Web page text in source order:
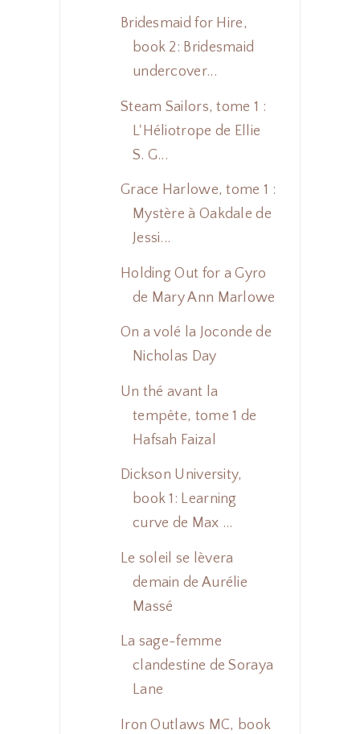
Bridesmaid for Hire,
book 2: Bridesmaid
undercover...
Steam Sailors, tome 1 :
L'Héliotrope de Ellie
S. G...
Grace Harlowe, tome 1 :
Mystère à Oakdale de
Jessi...
Holding Out for a Gyro
de Mary Ann Marlowe
On a volé la Joconde de
Nicholas Day
Un thé avant la
tempête, tome 1 de
Hafsah Faizal
Dickson University,
book 1: Learning
curve de Max ...
Le soleil se lèvera
demain de Aurélie
Massé
La sage-femme
clandestine de Soraya
Lane
Iron Outlaws MC, book